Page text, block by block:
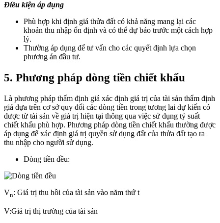
Điều kiện áp dụng
Phù hợp khi định giá thửa đất có khả năng mang lại các
khoản thu nhập ổn định và có thể dự báo trước một cách hợp
lý.
Thường áp dụng để tư vấn cho các quyết định lựa chọn
phương án đầu tư.
5. Phương pháp dòng tiền chiết khấu
Là phương pháp thẩm định giá xác định giá trị của tài sản thẩm định
giá dựa trên cơ sở quy đổi các dòng tiền trong tương lai dự kiến có
được từ tài sản về giá trị hiện tại thông qua việc sử dụng tỷ suất
chiết khấu phù hợp. Phương pháp dòng tiền chiết khấu thường được
áp dụng để xác định giá trị quyền sử dụng đất của thửa đất tạo ra
thu nhập cho người sử dụng.
Dòng tiền đều:
Vn: Giá trị thu hồi của tài sản vào năm thứ t
V:Giá trị thị trường của tài sản